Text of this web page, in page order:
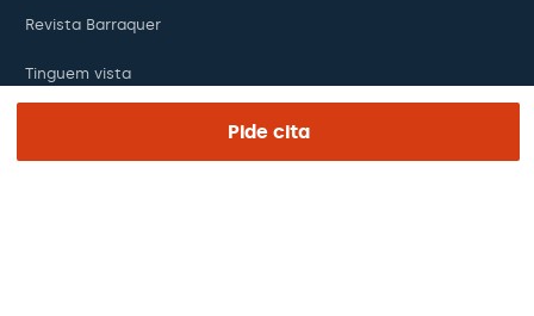
Pide cita
Revista Barraquer
Tinguem vista